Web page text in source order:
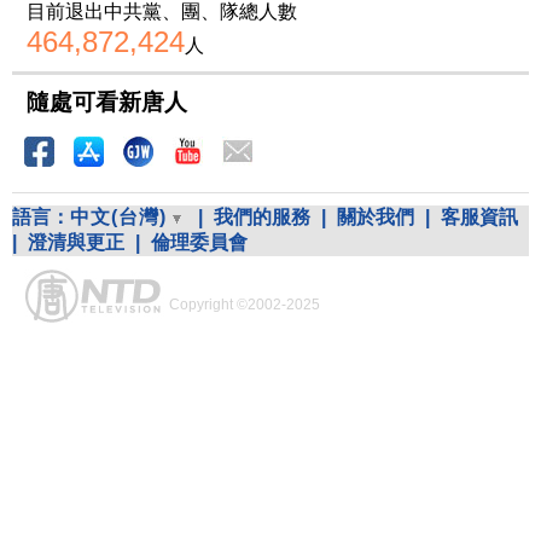
目前退出中共黨、團、隊總人數
464,872,424人
隨處可看新唐人
語言： 中文(台灣) 我們的服務 關於我們
客服資訊
澄清與更正 倫理委員會
Copyright ©2002-2025